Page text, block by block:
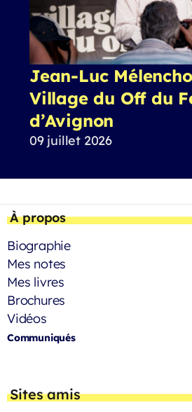
Jean-Luc
Village du Off du
d’Avignon
09 juillet 2026
À propos
Biographie
Mes notes
Mes livres
Brochures
Vidéos
Communiqués
Sites amis